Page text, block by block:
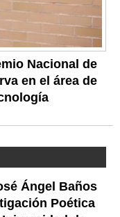
Nacional de
en el área de
Ángel Baños
Poética